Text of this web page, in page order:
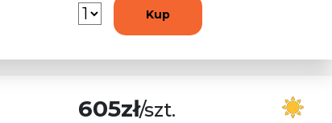
Kup
605zł/szt.